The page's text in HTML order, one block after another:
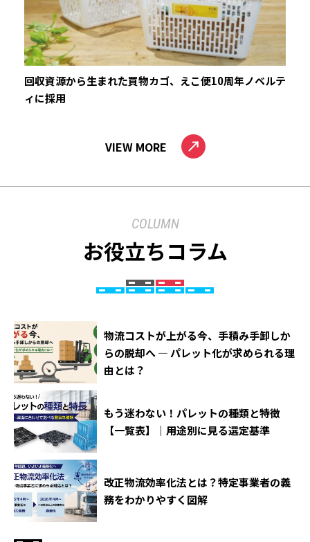
回収資源から生まれた買物カゴ、えこ便10周年ノベルテ
ィに採用
VIEW MORE
COLUMN
お役立ちコラム
物流コストが上がる今、手積み手卸しか
らの脱却へ ― パレット化が求められる理
由とは？
もう迷わない！パレットの種類と特徴
【一覧表】｜用途別に見る選定基準
改正物流効率化法とは？特定事業者の義
務をわかりやすく図解